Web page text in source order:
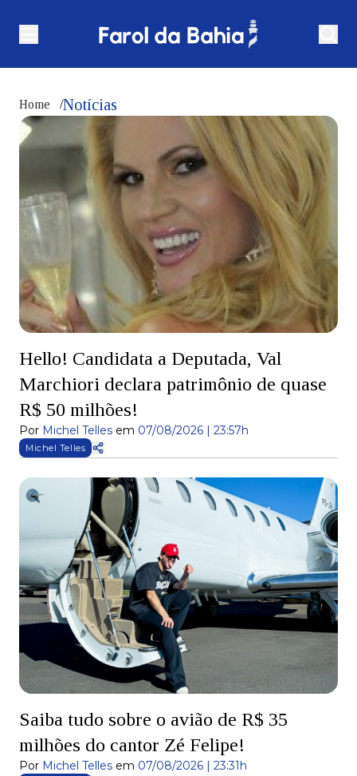
Home /Notícias
Hello! Candidata a Deputada, Val
Marchiori declara patrimônio de quase
R$ 50 milhões!
Por Michel Telles em 07/08/2026 | 23:57h
Michel Telles
Saiba tudo sobre o avião de R$ 35
milhões do cantor Zé Felipe!
Por Michel Telles em 07/08/2026 | 23:31h